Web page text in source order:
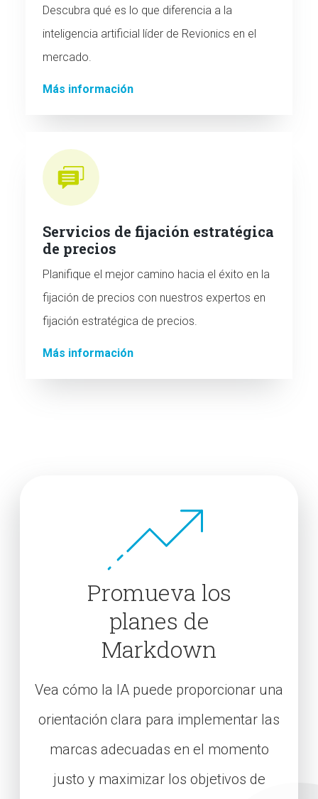
Descubra qué es lo que diferencia a la
inteligencia artificial líder de Revionics en el
mercado.
Más información
Servicios de fijación estratégica
de precios
Planifique el mejor camino hacia el éxito en la
fijación de precios con nuestros expertos en
fijación estratégica de precios.
Más información
Promueva los
planes de
Markdown
Vea cómo la IA puede proporcionar una
orientación clara para implementar las
marcas adecuadas en el momento
justo y maximizar los objetivos de